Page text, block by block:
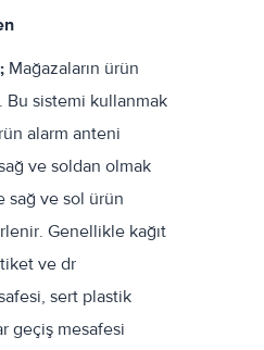
Mağazaların ürün
sistemi kullanmak
alarm anteni
ve soldan olmak
sağ ve sol ürün
Genellikle kağıt
ve dr
sert plastik
geçiş mesafesi